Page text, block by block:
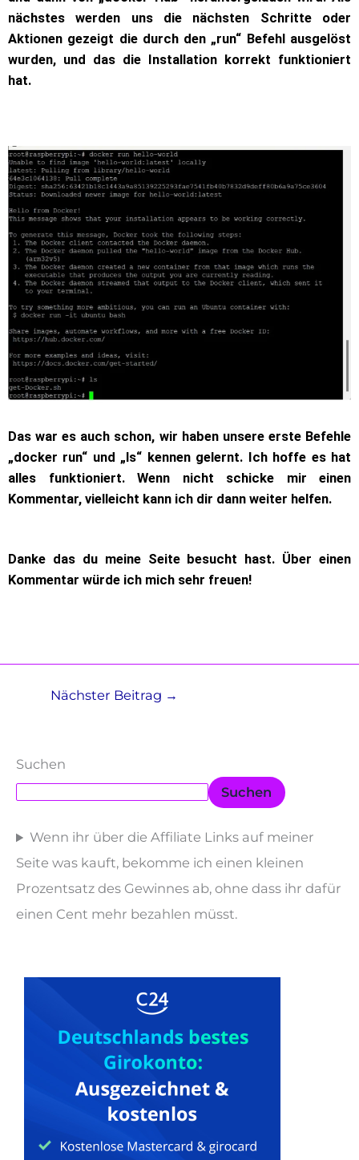
nächstes werden uns die nächsten Schritte oder
Aktionen gezeigt die durch den „run“ Befehl ausgelöst
wurden, und das die Installation korrekt funktioniert
hat.
Das war es auch schon, wir haben unsere erste Befehle
„docker run“ und „ls“ kennen gelernt. Ich hoffe es hat
alles funktioniert. Wenn nicht schicke mir einen
Kommentar, vielleicht kann ich dir dann weiter helfen.
Danke das du meine Seite besucht hast. Über einen
Kommentar würde ich mich sehr freuen!
Nächster Beitrag →
Suchen
Suchen
Wenn ihr über die Affiliate Links auf meiner
Seite was kauft, bekomme ich einen kleinen
Prozentsatz des Gewinnes ab, ohne dass ihr dafür
einen Cent mehr bezahlen müsst.